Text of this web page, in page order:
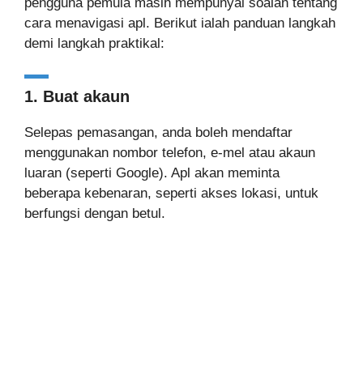
cara menavigasi apl. Berikut ialah panduan langkah
demi langkah praktikal:
1. Buat akaun
Selepas pemasangan, anda boleh mendaftar
menggunakan nombor telefon, e-mel atau akaun
luaran (seperti Google). Apl akan meminta
beberapa kebenaran, seperti akses lokasi, untuk
berfungsi dengan betul.